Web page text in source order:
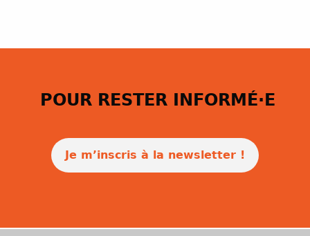
POUR RESTER INFORMÉ·E
Je m’inscris à la newsletter !